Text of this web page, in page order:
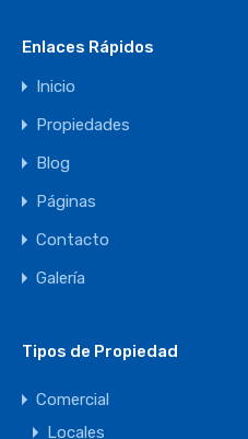
Enlaces Rápidos
Inicio
Propiedades
Blog
Páginas
Contacto
Galería
Tipos de Propiedad
Comercial
Locales